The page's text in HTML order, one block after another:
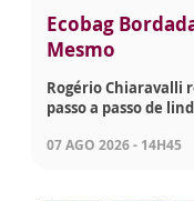
Ecobag
Mesmo
Rogério Chiaravalli
passo a passo de
07 AGO 2026 - 14H45